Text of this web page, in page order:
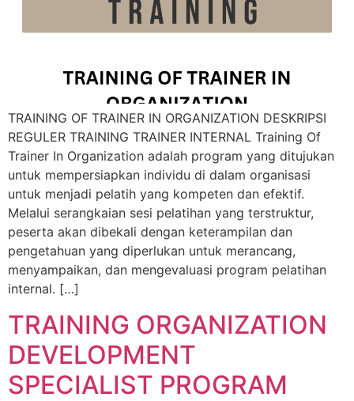
TRAINING OF TRAINER IN ORGANIZATION DESKRIPSI
REGULER TRAINING TRAINER INTERNAL Training Of
Trainer In Organization adalah program yang ditujukan
untuk mempersiapkan individu di dalam organisasi
untuk menjadi pelatih yang kompeten dan efektif.
Melalui serangkaian sesi pelatihan yang terstruktur,
peserta akan dibekali dengan keterampilan dan
pengetahuan yang diperlukan untuk merancang,
menyampaikan, dan mengevaluasi program pelatihan
internal. […]
TRAINING ORGANIZATION
DEVELOPMENT
SPECIALIST PROGRAM